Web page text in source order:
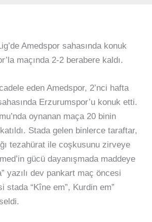
Amedspor sahasında konuk
maçında 2-2 berabere kaldı.
eden Amedspor, 2’nci hafta
Erzurumspor’u konuk etti.
oynanan maça 20 binin
Stada gelen binlerce taraftar,
tezahürat ile coşkusunu zirveye
gücü dayanışmada maddeye
yazılı dev pankart maç öncesi
stada “Kîne em”, Kurdin em”